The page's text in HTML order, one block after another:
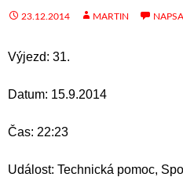
23.12.2014 MARTIN
Výjezd: 31.
Datum: 15.9.2014
Čas: 22:23
Událost: Technická pomoc,